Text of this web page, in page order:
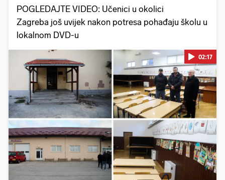
POGLEDAJTE VIDEO: Učenici u okolici
Zagreba još uvijek nakon potresa pohađaju školu u
lokalnom DVD-u
Pokretanje videa...
02:17